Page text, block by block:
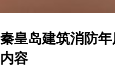
秦皇岛建筑消防
内容